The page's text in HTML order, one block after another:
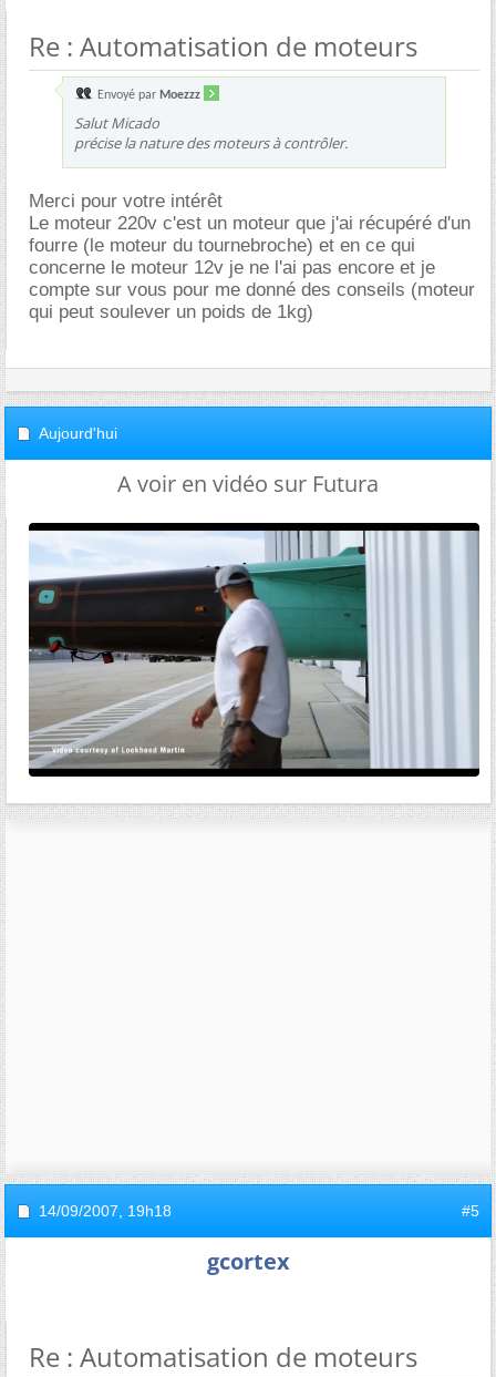
Re : Automatisation de moteurs
Envoyé par Moezzz
Salut Micado
précise la nature des moteurs à contrôler.
Merci pour votre intérêt
Le moteur 220v c'est un moteur que j'ai récupéré d'un
fourre (le moteur du tournebroche) et en ce qui
concerne le moteur 12v je ne l'ai pas encore et je
compte sur vous pour me donné des conseils (moteur
qui peut soulever un poids de 1kg)
Aujourd'hui
A voir en vidéo sur Futura
14/09/2007, 19h18 #5
gcortex
Re : Automatisation de moteurs